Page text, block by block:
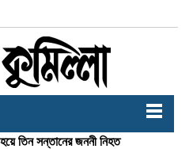
তিন সন্তানের জননী নিহত